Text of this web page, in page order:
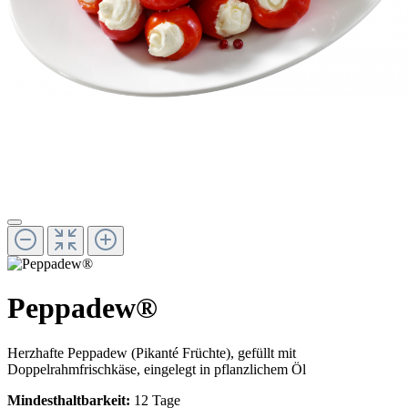
Peppadew®
Herzhafte Peppadew (Pikanté Früchte), gefüllt mit
Doppelrahmfrischkäse, eingelegt in pflanzlichem Öl
Mindesthaltbarkeit: 12 Tage